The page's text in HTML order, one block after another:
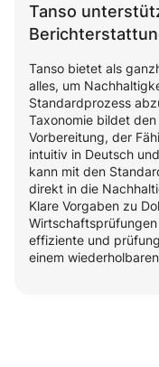
Tanso
Tanso bietet als
alles, um
Standardprozess
Taxonomie bildet
Vorbereitung, der
intuitiv in Deutsch
kann mit den
direkt in die
Klare Vorgaben zu
effiziente und
einem